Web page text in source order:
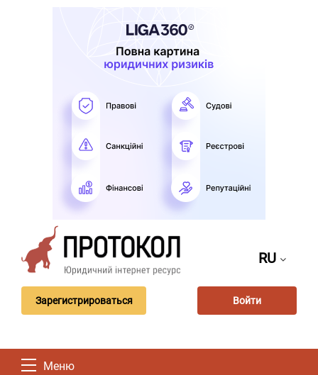
RU
Зарегистрироваться Войти
Меню